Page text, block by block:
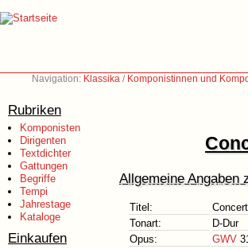
Navigation: Klassika / Komponistinnen und
Rubriken
Komponisten
Dirigenten
Textdichter
Gattungen
Begriffe
Tempi
Jahrestage
Kataloge
Einkaufen
Allgemeine Angaben
Titel:
Tonart:
D-Dur
Opus:
GWV